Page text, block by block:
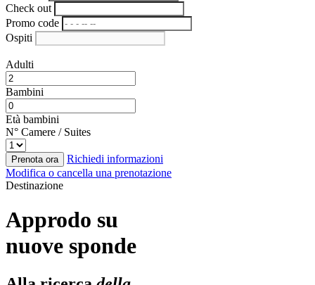
Check out
Promo code
Ospiti
Adulti
Bambini
Età bambini
N° Camere / Suites
Prenota ora
Richiedi informazioni
Modifica o cancella una prenotazione
Destinazione
Approdo su
nuove sponde